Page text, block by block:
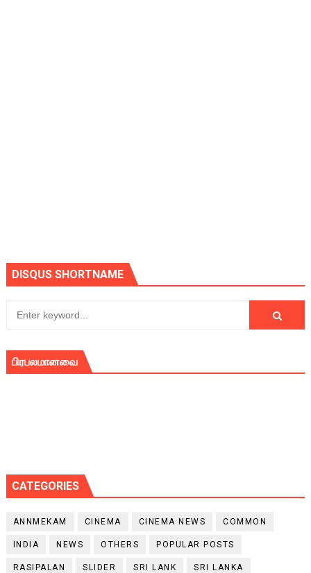
DISQUS SHORTNAME
பிரபலமானவை
CATEGORIES
ANNMEKAM CINEMA CINEMA NEWS COMMON
INDIA NEWS OTHERS POPULAR POSTS
RASIPALAN SLIDER SRI LANK SRI LANKA